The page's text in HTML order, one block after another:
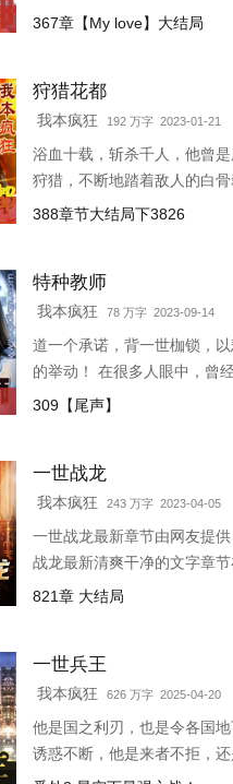
渣！ “如果不能在人生这场
367章【My love】大结局
狩猎花都
我本疯狂 192 万字 2023-01-21
浴血十载，斩杀千人，他曾
狩猎，不断地踏着敌人的白
美女。 前世没有他暗杀不了
388章节大结局下3826
特种教师
我本疯狂 78 万字 2023-09-14
道一个承诺，背一世枷锁，
的举动！ 在很多人眼中，曾
渣，将一切阴谋诡计扼杀在
309【尾声】
一世战龙
我本疯狂 243 万字 2023-04-05
一世战龙最新章节由网友提
战龙最新清爽干净的文字章
821章 大结局
一世兵王
我本疯狂 626 万字 2025-04-20
他是国之利刃，也是令各国
诱惑不断，他是来者不拒，
虎视眈眈，他该如何应对？“